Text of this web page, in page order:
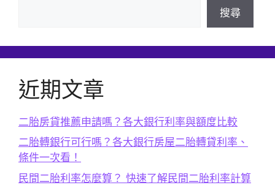
搜尋
近期文章
二胎房貸推薦申請嗎？各大銀行利率與額度比較
二胎轉銀行可行嗎？各大銀行房屋二胎轉貸利率、
條件一次看！
民間二胎利率怎麼算？ 快速了解民間二胎利率計算